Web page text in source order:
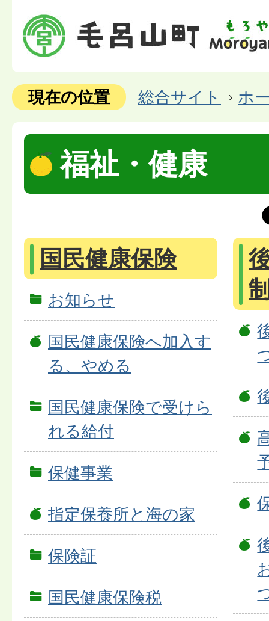
現在の位置 総合サイト ホ
福祉・健康
国民健康保険
お知らせ
国民健康保険へ加入す
る、やめる
国民健康保険で受けら
れる給付
保健事業
指定保養所と海の家
保険証
国民健康保険税